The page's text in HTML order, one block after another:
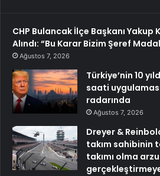
CHP Bulancak İlçe Başkanı
Alındı: “Bu Karar Bizim Şeref
Ağustos 7, 2026
Türkiye’nin 10
saati
radarında
Ağustos 7, 2026
Dreyer &
takım sahibinin
takımı olma